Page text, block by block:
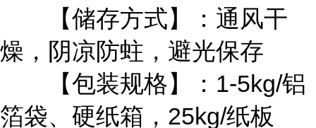
【储存方式】：通风干
燥，阴凉防蛀，避光保存
【包装规格】：1-5kg/铝
箔袋、硬纸箱，25kg/纸板